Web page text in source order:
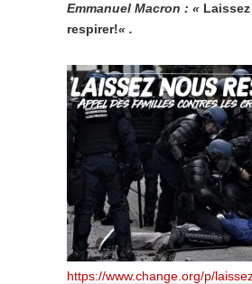
Emmanuel Macron : «
respirer!« .
https://www.change.org/p/